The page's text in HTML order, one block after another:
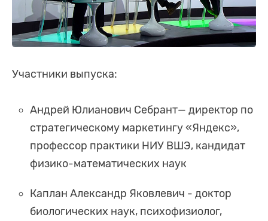
Участники выпуска:
Андрей Юлианович Себрант— директор по
стратегическому маркетингу «Яндекс»,
профессор практики НИУ ВШЭ, кандидат
физико-математических наук
Каплан Александр Яковлевич - доктор
биологических наук, психофизиолог,